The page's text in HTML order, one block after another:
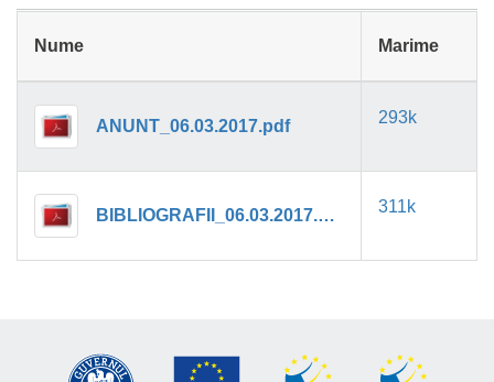
Nume Marime
ANUNT_06.03.2017.pdf 293k
BIBLIOGRAFII_06.03.2017.pdf 311k